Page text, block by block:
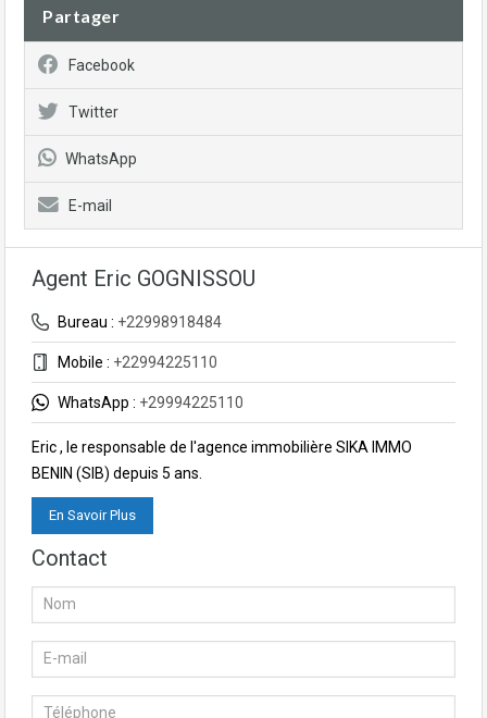
Partager
Facebook
Twitter
WhatsApp
E-mail
Agent Eric GOGNISSOU
Bureau : +22998918484
Mobile : +22994225110
WhatsApp : +29994225110
Eric , le responsable de l'agence immobilière SIKA IMMO
BENIN (SIB) depuis 5 ans.
En Savoir Plus
Contact